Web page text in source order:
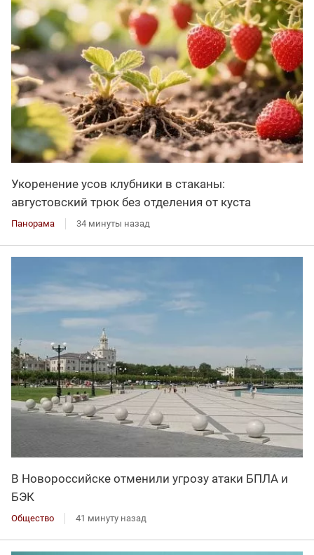
Укоренение усов клубники в стаканы:
августовский трюк без отделения от куста
Панорама 34 минуты назад
В Новороссийске отменили угрозу атаки БПЛА и
БЭК
Общество 41 минуту назад